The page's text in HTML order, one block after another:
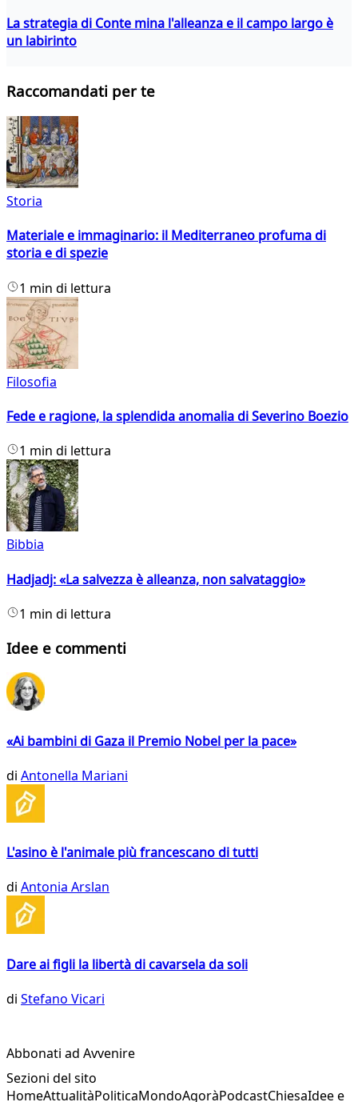
La strategia di Conte mina l'alleanza e il campo largo è
un labirinto
Raccomandati per te
Storia
Materiale e immaginario: il Mediterraneo profuma di
storia e di spezie
1 min di lettura
Filosofia
Fede e ragione, la splendida anomalia di Severino Boezio
1 min di lettura
Bibbia
Hadjadj: «La salvezza è alleanza, non salvataggio»
1 min di lettura
Idee e commenti
«Ai bambini di Gaza il Premio Nobel per la pace»
di Antonella Mariani
L'asino è l'animale più francescano di tutti
di Antonia Arslan
Dare ai figli la libertà di cavarsela da soli
di Stefano Vicari
Abbonati ad Avvenire
Sezioni del sito
HomeAttualitàPoliticaMondoAgoràPodcastChiesaIdee e